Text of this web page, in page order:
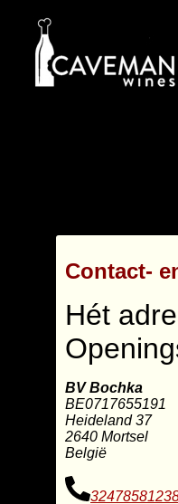
Contact-
Hét
BV Bochka
BE0717655191
Heideland 37
2640 Mortsel
België